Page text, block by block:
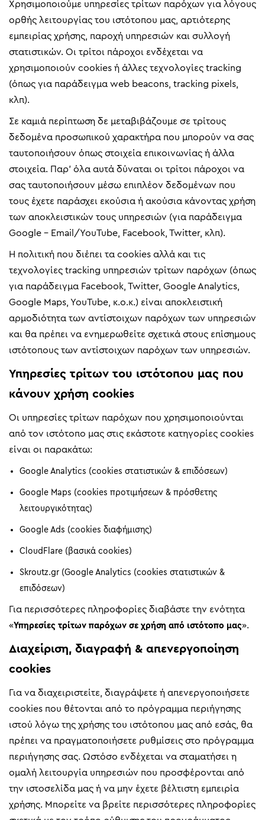
Χρησιμοποιούμε υπηρεσίες τρίτων παρόχων για λόγους
ορθής λειτουργίας του ιστότοπου μας, αρτιότερης
εμπειρίας χρήσης, παροχή υπηρεσιών και συλλογή
στατιστικών. Οι τρίτοι πάροχοι ενδέχεται να
χρησιμοποιούν cookies ή άλλες τεχνολογίες tracking
(όπως για παράδειγμα web beacons, tracking pixels,
κλπ).
Σε καμιά περίπτωση δε μεταβιβάζουμε σε τρίτους
δεδομένα προσωπικού χαρακτήρα που μπορούν να σας
ταυτοποιήσουν όπως στοιχεία επικοινωνίας ή άλλα
στοιχεία. Παρ’ όλα αυτά δύναται οι τρίτοι πάροχοι να
σας ταυτοποιήσουν μέσω επιπλέον δεδομένων που
τους έχετε παράσχει εκούσια ή ακούσια κάνοντας χρήση
των αποκλειστικών τους υπηρεσιών (για παράδειγμα
Google – Email/YouTube, Facebook, Twitter, κλπ).
Η πολιτική που διέπει τα cookies αλλά και τις
τεχνολογίες tracking υπηρεσιών τρίτων παρόχων (όπως
για παράδειγμα Facebook, Twitter, Google Analytics,
Google Maps, YouTube, κ.ο.κ.) είναι αποκλειστική
αρμοδιότητα των αντίστοιχων παρόχων των υπηρεσιών
και θα πρέπει να ενημερωθείτε σχετικά στους επίσημους
ιστότοπους των αντίστοιχων παρόχων των υπηρεσιών.
Υπηρεσίες τρίτων του ιστότοπου μας που
κάνουν χρήση cookies
Οι υπηρεσίες τρίτων παρόχων που χρησιμοποιούνται
από τον ιστότοπο μας στις εκάστοτε κατηγορίες cookies
είναι οι παρακάτω:
Google Analytics (cookies στατιστικών & επιδόσεων)
Google Maps (cookies προτιμήσεων & πρόσθετης
λειτουργικότητας)
Google Ads (cookies διαφήμισης)
CloudFlare (βασικά cookies)
Skroutz.gr (Google Analytics (cookies στατιστικών &
επιδόσεων)
Για περισσότερες πληροφορίες διαβάστε την ενότητα
«Υπηρεσίες τρίτων παρόχων σε χρήση από ιστότοπο μας».
Διαχείριση, διαγραφή & απενεργοποίηση
cookies
Για να διαχειριστείτε, διαγράψετε ή απενεργοποιήσετε
cookies που θέτονται από το πρόγραμμα περιήγησης
ιστού λόγω της χρήσης του ιστότοπου μας από εσάς, θα
πρέπει να πραγματοποιήσετε ρυθμίσεις στο πρόγραμμα
περιήγησης σας. Ωστόσο ενδέχεται να σταματήσει η
ομαλή λειτουργία υπηρεσιών που προσφέρονται από
την ιστοσελίδα μας ή να μην έχετε βέλτιστη εμπειρία
χρήσης. Μπορείτε να βρείτε περισσότερες πληροφορίες